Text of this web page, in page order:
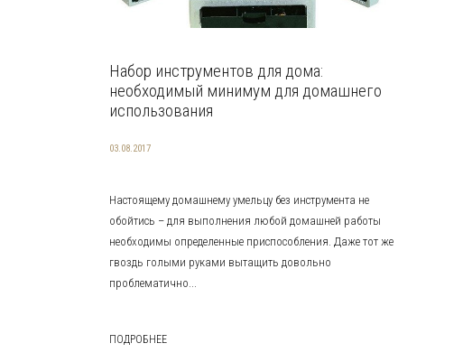
Набор инструментов для дома:
необходимый минимум для домашнего
использования
03.08.2017
Настоящему домашнему умельцу без инструмента не
обойтись – для выполнения любой домашней работы
необходимы определенные приспособления. Даже тот же
гвоздь голыми руками вытащить довольно
проблематично...
ПОДРОБНЕЕ